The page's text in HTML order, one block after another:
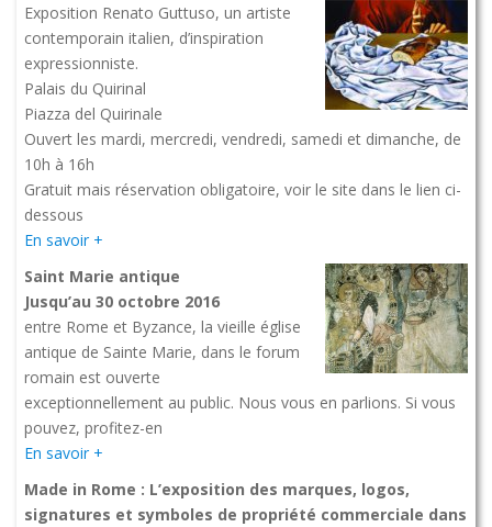
Exposition Renato Guttuso, un artiste
contemporain italien, d’inspiration
expressionniste.
Palais du Quirinal
Piazza del Quirinale
Ouvert les mardi, mercredi, vendredi, samedi et dimanche, de
10h à 16h
Gratuit mais réservation obligatoire, voir le site dans le lien ci-
dessous
En savoir +
Saint Marie antique
Jusqu’au 30 octobre 2016
entre Rome et Byzance, la vieille église
antique de Sainte Marie, dans le forum
romain est ouverte
exceptionnellement au public. Nous vous en parlions. Si vous
pouvez, profitez-en
En savoir +
Made in Rome : L’exposition des marques, logos,
signatures et symboles de propriété commerciale dans